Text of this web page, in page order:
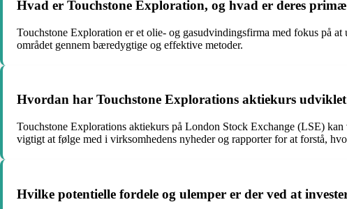
Hvad er Touchstone Exploration, og hvad er deres
Touchstone Exploration er et olie- og gasudvindingsfirma med fokus på
området gennem bæredygtige og effektive metoder.
Hvordan har Touchstone Explorations aktiekurs
Touchstone Explorations aktiekurs på London Stock Exchange (LSE)
vigtigt at følge med i virksomhedens nyheder og rapporter for at forstå,
Hvilke potentielle fordele og ulemper er der ved at